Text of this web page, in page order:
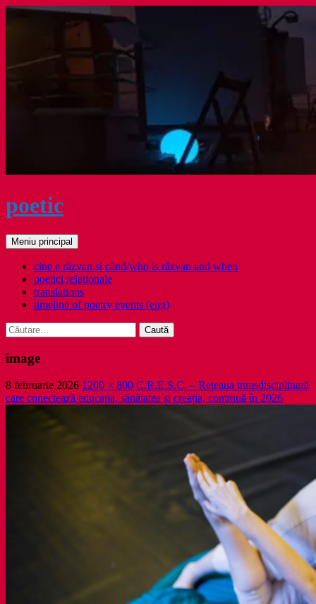
Sari
poetic
Caută
Meniu principal
cine e răzvan și când/who is răzvan and when
poetici relaţionale
translations
timeline of poetry events (eng)
Caută
după:
image
8 februarie 2026 1200 × 800 C.R.E.S.C. – Rețeaua transdisciplinară
care conectează educația, sănătatea și creația, continuă în 2026